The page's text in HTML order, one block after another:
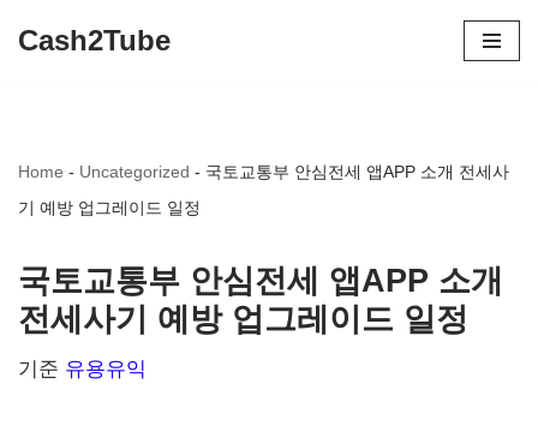
로
건
뛰
기
Cash2Tube
Home - Uncategorized - 국토교통부 안심전세 앱APP 소개 전세사
기 예방 업그레이드 일정
국토교통부 안심전세 앱APP 소개
전세사기 예방 업그레이드 일정
기준 유용유익